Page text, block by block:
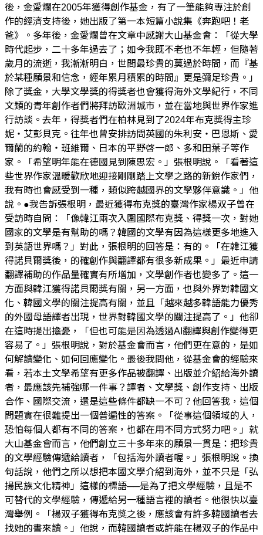
後，金愛爛在2005年獲得創作基金，有了一筆能夠專注於創
作的經濟支持後，她出版了第一本短篇小說集《奔跑吧！老
爸》。多年後，金愛爛曾在文章中感謝大山基金會：「從大學
時代起步，二十多年過去了；如今我既不老也不年輕，但隨著
歲月的流逝，我漸漸明白，世間最珍貴的莫過於時間，而『基
於某種願景和信念，經年累月積累的時間』更是彌足珍貴。」
除了獎金，大學文學獎的得獎者也會獲得海外文學紀行，不同
文類的青年創作者們將拜訪歐洲城市，並在當地與世界作家進
行訪談。去年，得獎者們在柏林見到了2024年布克獎得主珍
妮・艾彭貝克。往年也曾安排訪問英國的朱利安・巴恩斯、愛
爾蘭的約翰・班維爾、日本的平野啓一郎、多和田葉子等作
家。「希望明年能在德國見到陳思宏。」張根明說。「看著這
些世界作家溫暖歡欣地迎接剛剛踏上文學之路的新銳作家們，
我有時也會感受到一種，類似跨越國界的文學夥伴意識。」他
說。●我告訴張根明，最近獲得布克獎的臺灣作家楊双子曾在
受訪時自問：「像韓江兩次入圍國際布克獎、得獎一次，對她
國家的文學是有幫助的嗎？韓國的文學有因為這樣更多地進入
到英語世界嗎？」對此，張根明的回答是：有的。「在韓江獲
得諾貝爾獎後，的確創作與翻譯都有很多新成果。」最近申請
翻譯補助的作品量確實有所增加，文學創作者也變多了。這一
方面與韓江獲得諾貝爾獎有關，另一方面，也與外界對韓國文
化、韓國文學的關注提高有關，並且「越來越多韓語能力優秀
的外國母語譯者出現，世界對韓國文學的關注提高了。」他卻
在這時提出擔憂，「但也可能是因為透過AI翻譯與創作變得更
容易了。」張根明說，對於基金會而言，他們更在意的，是如
何解讀變化、如何回應變化。最後我問他，從基金會的經驗來
看，若本土文學希望有更多作品被翻譯、出版並介紹給海外讀
者，最應該先補強哪一件事？譯者、文學獎、創作支持、出版
合作、國際交流，還是這些條件都缺一不可？他回答我，這個
問題實在很難提出一個普遍性的答案。「從事這個領域的人，
恐怕每個人都有不同的答案，也都在用不同方式努力吧。」就
大山基金會而言，他們創立三十多年來的願景一貫是：把珍貴
的文學經驗傳遞給讀者，「包括海外讀者喔。」張根明說。換
句話說，他們之所以想把本國文學介紹到海外，並不只是「弘
揚民族文化精神」這樣的標語──是為了把文學經驗，且是不
可替代的文學經驗，傳遞給另一種語言裡的讀者。他很快以臺
灣舉例。「楊双子獲得布克獎之後，應該會有許多韓國讀者去
找她的書來讀。」他說，而韓國讀者或許能在楊双子的作品中